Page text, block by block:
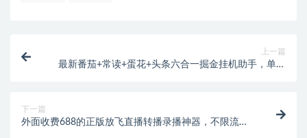
上一篇
最新番茄+常读+蛋花+头条六合一掘金挂机助手，单机
下一篇
外面收费688的正版放飞直播转播录播神器，不限流防